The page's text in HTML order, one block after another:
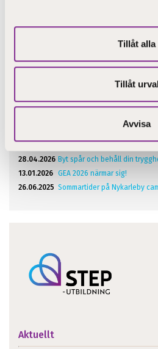
Tillåt alla
Tillåt
Avvisa
Senaste
01.06.2026 Skolgångshandledardagarna
28.04.2026 Byt spår och behåll din
13.01.2026 GEA 2026 närmar sig!
26.06.2025 Sommartider på Nykarleby
Aktuellt